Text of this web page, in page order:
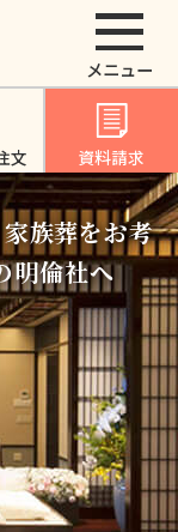
文 資料請求
族葬をお考
明倫社へ